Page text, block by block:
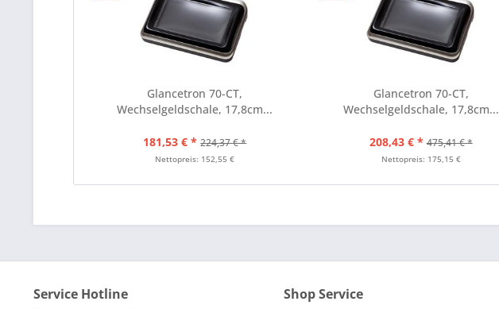
Glancetron 70-CT,
Wechselgeldschale, 17,8cm...
181,53 € * 224,37 € *
Nettopreis: 152,55 €
Glancetron 70-CT,
Wechselgeldschale, 17,8cm...
208,43 € * 475,41 € *
Nettopreis: 175,15 €
Service Hotline Shop Service